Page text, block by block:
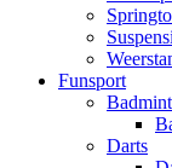
Funsport
Darts